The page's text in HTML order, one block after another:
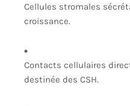
Cellules stromales
croissance.
Contacts cellulaires
destinée des CSH.